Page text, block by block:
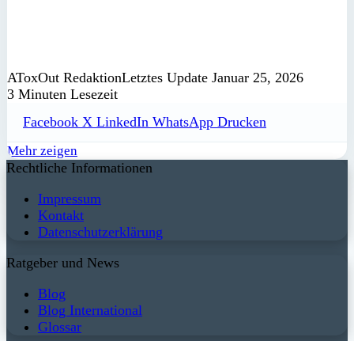
AToxOut RedaktionLetztes Update Januar 25, 2026
3 Minuten Lesezeit
Facebook X LinkedIn WhatsApp Drucken
Mehr zeigen
Rechtliche Informationen
Impressum
Kontakt
Datenschutzerklärung
Ratgeber und News
Blog
Blog International
Glossar